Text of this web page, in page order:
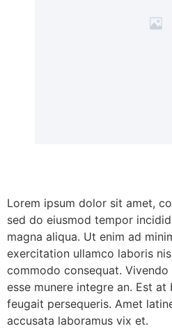
Lorem ipsum dolor sit amet,
sed do eiusmod tempor
magna aliqua. Ut enim ad
exercitation ullamco laboris
commodo consequat. Vivendo
esse munere integre an. Est
feugait persequeris. Amet
accusata laboramus vix et.